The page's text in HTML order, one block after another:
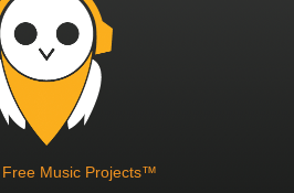
Free Music Projects™